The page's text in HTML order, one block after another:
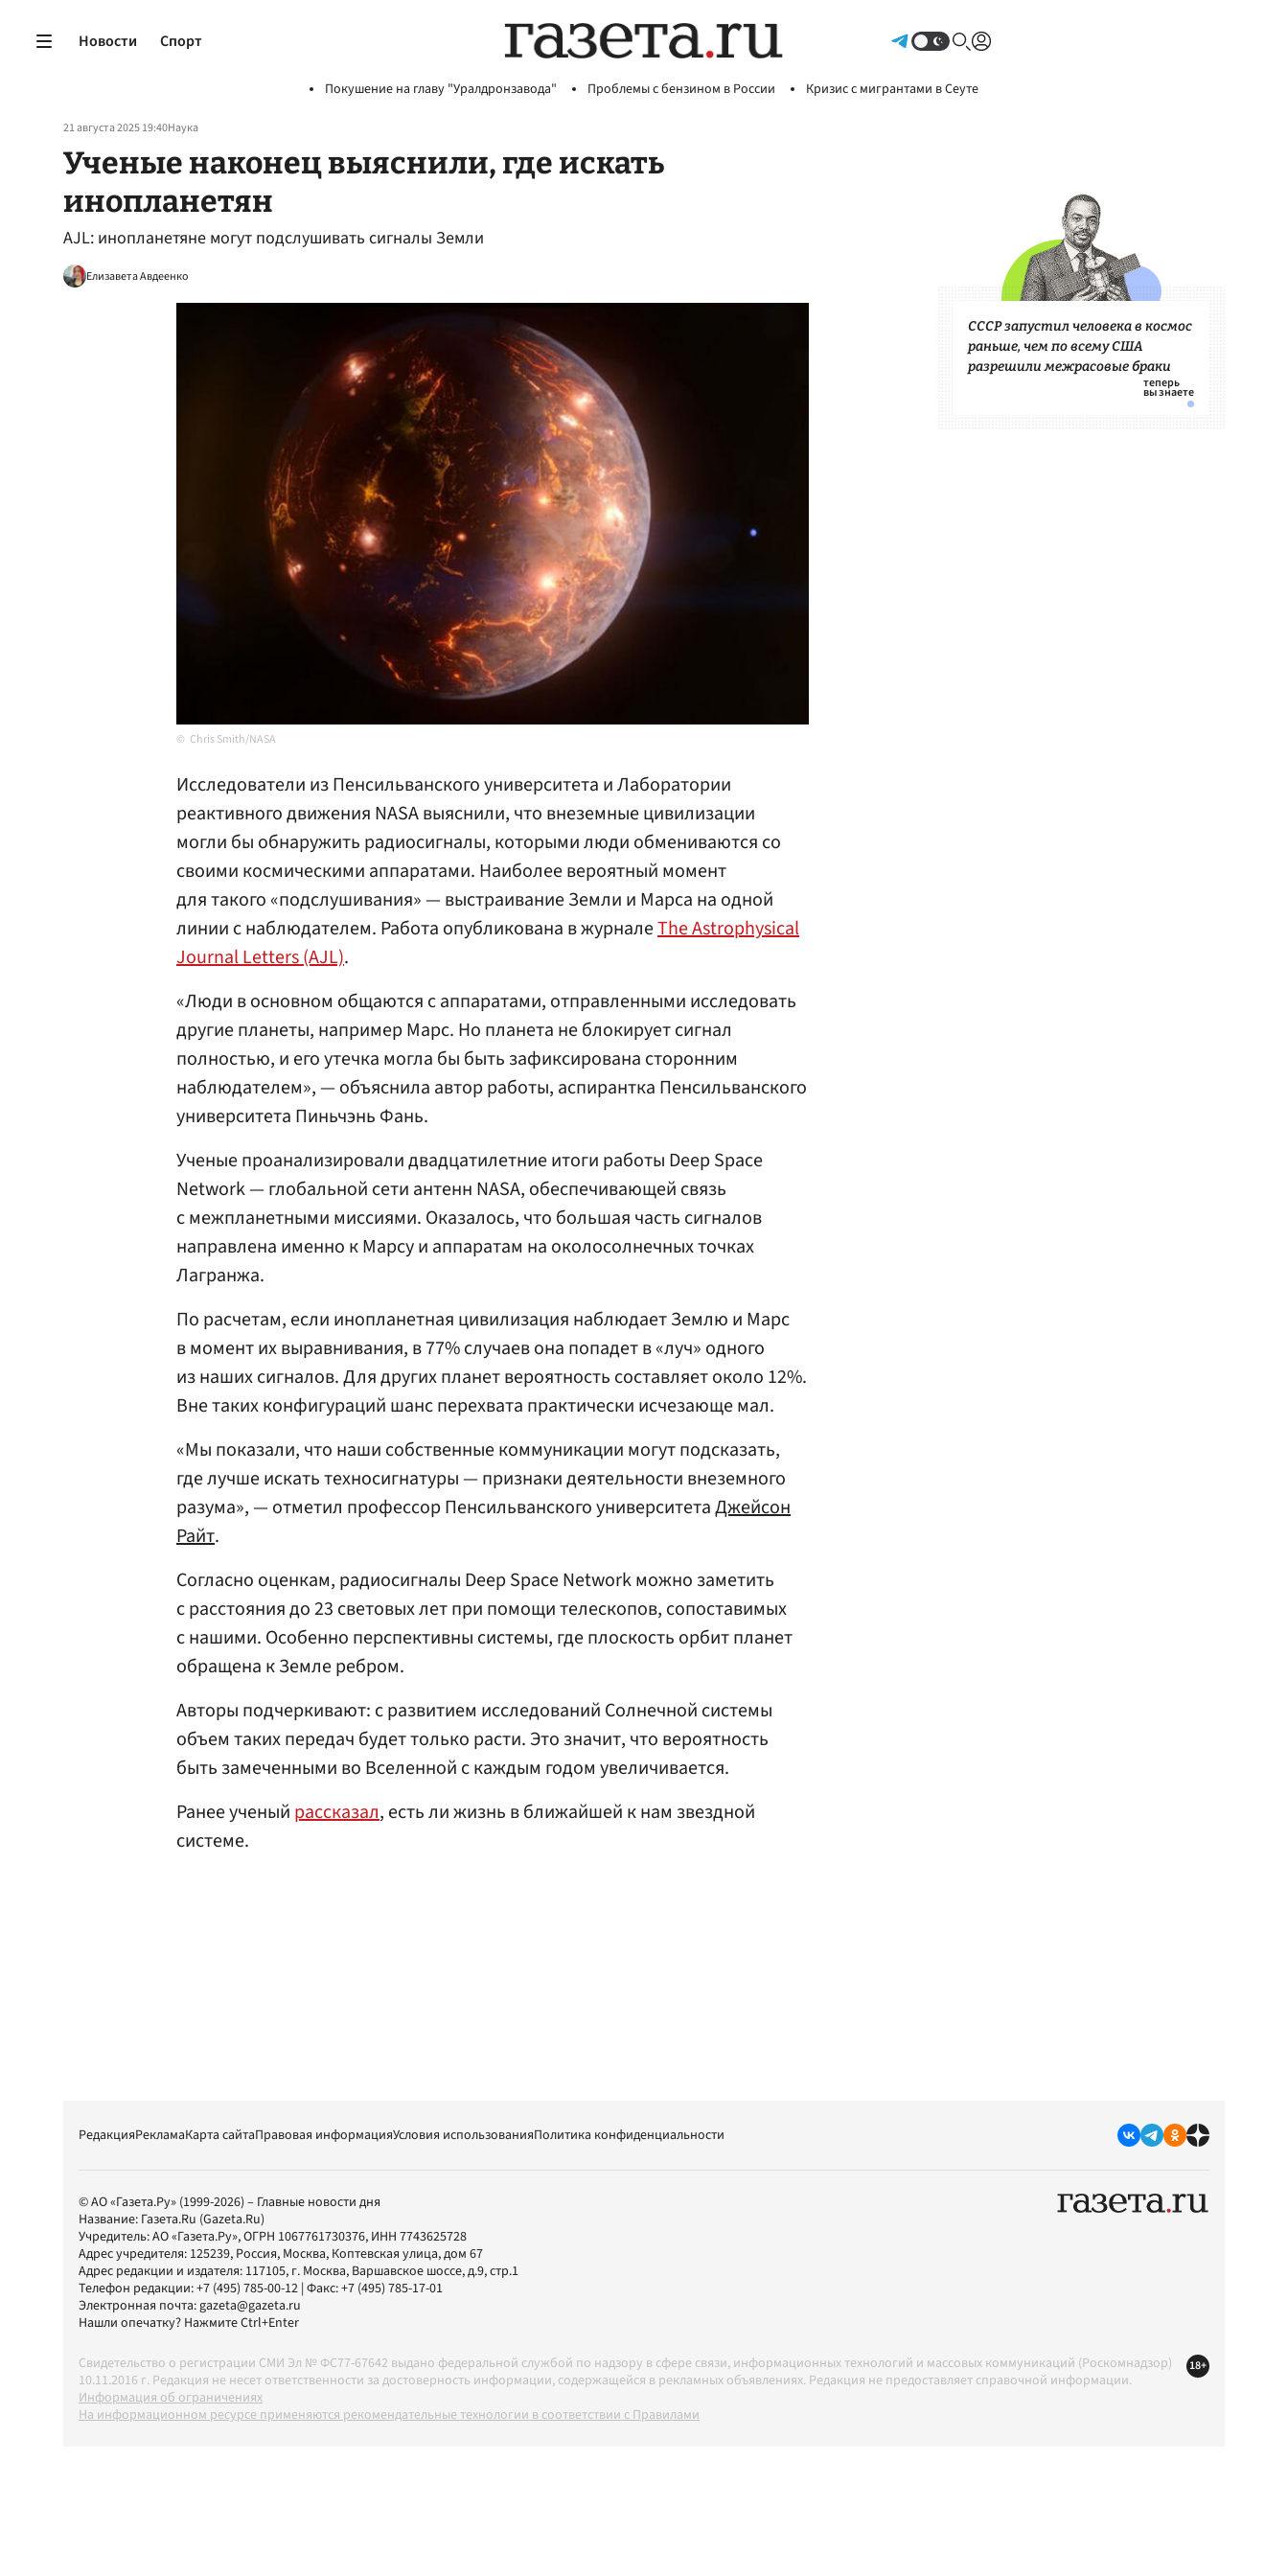
Новости Спорт
Покушение на главу "Уралдронзавода" Проблемы с бензином в России Кризис с мигрантами в Сеуте
21 августа 2025 19:40Наука
Ученые наконец выяснили, где искать
инопланетян
AJL: инопланетяне могут подслушивать сигналы Земли
Елизавета Авдеенко
Chris Smith/NASA
Исследователи из Пенсильванского университета и Лаборатории
реактивного движения NASA выяснили, что внеземные цивилизации
могли бы обнаружить радиосигналы, которыми люди обмениваются со
своими космическими аппаратами. Наиболее вероятный момент
для такого «подслушивания» — выстраивание Земли и Марса на одной
линии с наблюдателем. Работа опубликована в журналеThe Astrophysical
Journal Letters (AJL).
«Люди в основном общаются с аппаратами, отправленными исследовать
другие планеты, например Марс. Но планета не блокирует сигнал
полностью, и его утечка могла бы быть зафиксирована сторонним
наблюдателем», — объяснила автор работы, аспирантка Пенсильванского
университета Пиньчэнь Фань.
Ученые проанализировали двадцатилетние итоги работы Deep Space
Network — глобальной сети антенн NASA, обеспечивающей связь
с межпланетными миссиями. Оказалось, что большая часть сигналов
направлена именно к Марсу и аппаратам на околосолнечных точках
Лагранжа.
По расчетам, если инопланетная цивилизация наблюдает Землю и Марс
в момент их выравнивания, в 77% случаев она попадет в «луч» одного
из наших сигналов. Для других планет вероятность составляет около 12%.
Вне таких конфигураций шанс перехвата практически исчезающе мал.
«Мы показали, что наши собственные коммуникации могут подсказать,
где лучше искать техносигнатуры — признаки деятельности внеземного
разума», — отметил профессор Пенсильванского университетаДжейсон
Райт.
Согласно оценкам, радиосигналы Deep Space Network можно заметить
с расстояния до 23 световых лет при помощи телескопов, сопоставимых
с нашими. Особенно перспективны системы, где плоскость орбит планет
обращена к Земле ребром.
Авторы подчеркивают: с развитием исследований Солнечной системы
объем таких передач будет только расти. Это значит, что вероятность
быть замеченными во Вселенной с каждым годом увеличивается.
Ранее ученый рассказал, есть ли жизнь в ближайшей к нам звездной
системе.
СССР запустил человека в космос
раньше, чем по всему США
разрешили межрасовые браки
РедакцияРекламаКарта сайтаПравовая информацияУсловия использованияПолитика конфиденциальности
© АО «Газета.Ру» (1999-2026) – Главные новости дня
Название: Газета.Ru (Gazeta.Ru)
Учредитель:АО «Газета.Ру», ОГРН 1067761730376, ИНН 7743625728
Адрес учредителя: 125239, Россия, Москва, Коптевская улица, дом 67
Адрес редакции и издателя: 117105, г. Москва, Варшавское шоссе, д.9, стр.1
Телефон редакции:+7 (495) 785-00-12 | Факс:+7 (495) 785-17-01
Электронная почта:gazeta@gazeta.ru
Нашли опечатку? Нажмите Ctrl+Enter
Свидетельство о регистрации СМИ Эл № ФС77-67642 выдано федеральной службой по надзору в сфере связи, информационных технологий и массовых коммуникаций (Роскомнадзор)
10.11.2016 г. Редакция не несет ответственности за достоверность информации, содержащейся в рекламных объявлениях. Редакция не предоставляет справочной информации.
Информация об ограничениях
На информационном ресурсе применяются рекомендательные технологии в соответствии с Правилами
18+